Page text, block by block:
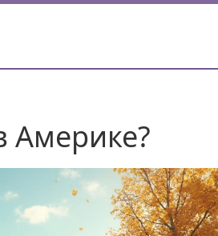
Америке?